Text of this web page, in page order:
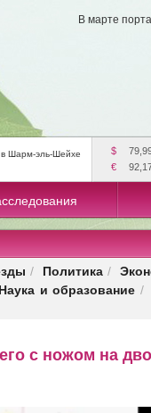
В марте
в Шарм-эль-Шейхе
$
€
/ Политика /
Наука и образование /
с ножом на